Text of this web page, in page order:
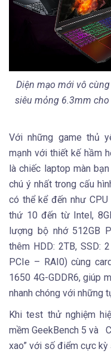
Diện mạo mới vô
siêu mỏng 6.3mm
Với những game thủ
mạnh với thiết kế hầm
là chiếc laptop màn
chú ý nhất trong cấu
có thể kể đến như
thứ 10 đến từ Intel,
lượng bộ nhớ 512GB
thêm HDD: 2TB, SSD:
PCIe – RAI0) cùng
1650 4G-GDDR6, giúp
nhanh chóng với những
Khi test thử nghiệm
mềm GeekBench 5 và
xao” với số điểm cực kỳ